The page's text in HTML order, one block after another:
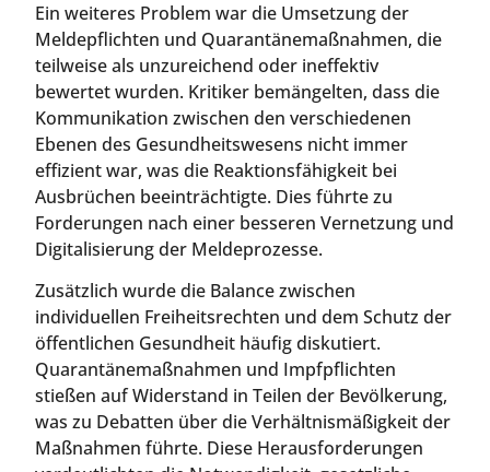
Ein weiteres Problem war die Umsetzung der
Meldepflichten und Quarantänemaßnahmen, die
teilweise als unzureichend oder ineffektiv
bewertet wurden. Kritiker bemängelten, dass die
Kommunikation zwischen den verschiedenen
Ebenen des Gesundheitswesens nicht immer
effizient war, was die Reaktionsfähigkeit bei
Ausbrüchen beeinträchtigte. Dies führte zu
Forderungen nach einer besseren Vernetzung und
Digitalisierung der Meldeprozesse.
Zusätzlich wurde die Balance zwischen
individuellen Freiheitsrechten und dem Schutz der
öffentlichen Gesundheit häufig diskutiert.
Quarantänemaßnahmen und Impfpflichten
stießen auf Widerstand in Teilen der Bevölkerung,
was zu Debatten über die Verhältnismäßigkeit der
Maßnahmen führte. Diese Herausforderungen